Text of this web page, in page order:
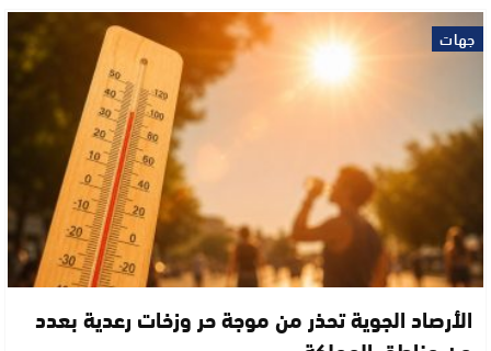
جهات
الأرصاد الجوية تحذر من موجة حر وزخات رعدية بعدد